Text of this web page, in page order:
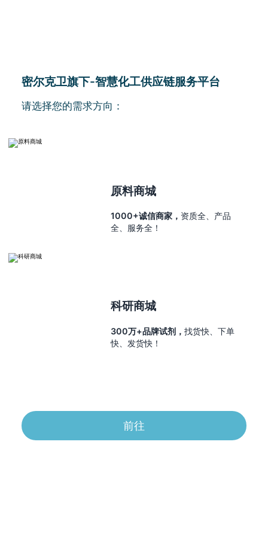
密尔克卫旗下-智慧化工供应链服务平台
请选择您的需求方向：
原料商城
1000+诚信商家， 资质全、产品
全、服务全！
科研商城
300万+品牌试剂，找货快、下单
快、发货快！
前往